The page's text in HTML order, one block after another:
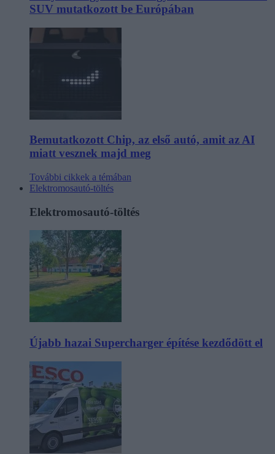
SUV mutatkozott be Európában
Bemutatkozott Chip, az első autó, amit az AI
miatt vesznek majd meg
További cikkek a témában
Elektromosautó-töltés
Elektromosautó-töltés
Újabb hazai Supercharger építése kezdődött el